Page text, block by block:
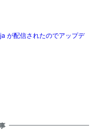
が配信されたのでアップデ